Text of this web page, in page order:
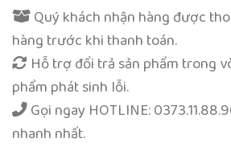
Quý khách nhận hàng được
hàng trước khi thanh toán.
Hỗ trợ đổi trả sản phẩm trong
phẩm phát sinh lỗi.
Gọi ngay HOTLINE:
nhanh nhất.